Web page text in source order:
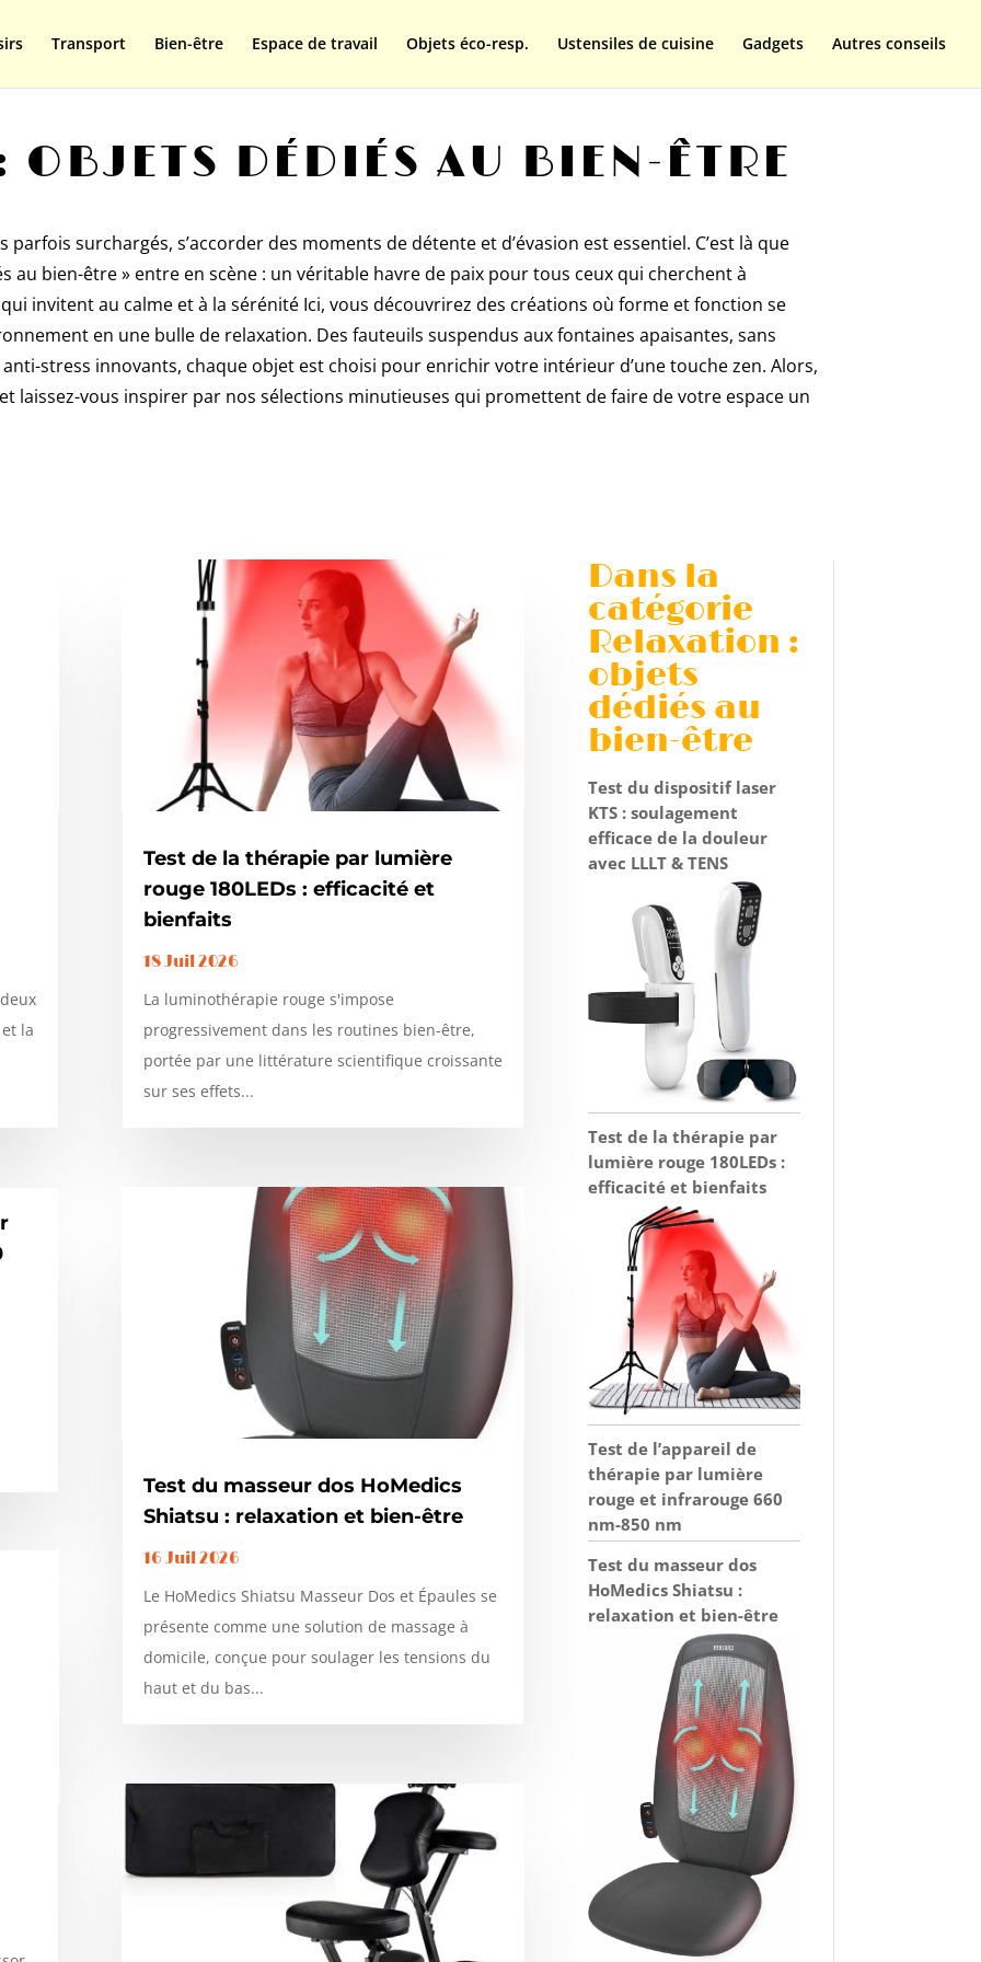
Transport Bien-être Espace de travail Objets éco-resp. Ustensiles de cuisine Gadgets Autres conseils
OBJETS DÉDIÉS AU BIEN-ÊTRE
surchargés, s’accorder des moments de détente et d’évasion est essentiel. C’est là que
au bien-être » entre en scène : un véritable havre de paix pour tous ceux qui cherchent à
invitent au calme et à la sérénité Ici, vous découvrirez des créations où forme et fonction se
en une bulle de relaxation. Des fauteuils suspendus aux fontaines apaisantes, sans
stress innovants, chaque objet est choisi pour enrichir votre intérieur d’une touche zen. Alors,
laissez-vous inspirer par nos sélections minutieuses qui promettent de faire de votre espace un
la
Test de la thérapie par lumière
rouge 180LEDs : efficacité et
bienfaits
18 Juil 2026
La luminothérapie rouge s'impose
progressivement dans les routines bien-être,
portée par une littérature scientifique croissante
sur ses effets...
Test du masseur dos HoMedics
Shiatsu : relaxation et bien-être
16 Juil 2026
Le HoMedics Shiatsu Masseur Dos et Épaules se
présente comme une solution de massage à
domicile, conçue pour soulager les tensions du
haut et du bas...
Dans la
catégorie
Relaxation :
objets
dédiés au
bien-être
Test du dispositif laser
KTS : soulagement
efficace de la douleur
avec LLLT & TENS
Test de la thérapie par
lumière rouge 180LEDs :
efficacité et bienfaits
Test de l’appareil de
thérapie par lumière
rouge et infrarouge 660
nm-850 nm
Test du masseur dos
HoMedics Shiatsu :
relaxation et bien-être